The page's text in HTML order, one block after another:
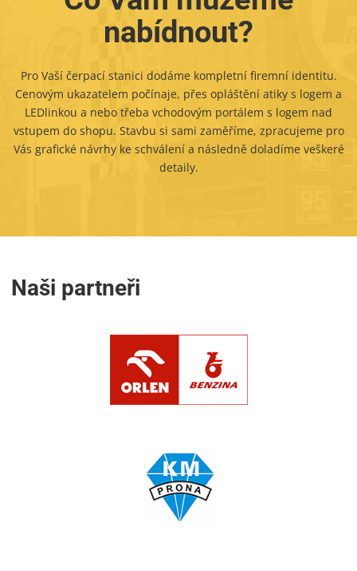
nabídnout?
Pro Vaší čerpací stanici dodáme kompletní firemní identitu.
Cenovým ukazatelem počínaje, přes opláštění atiky s logem a
LEDlinkou a nebo třeba vchodovým portálem s logem nad
vstupem do shopu. Stavbu si sami zaměříme, zpracujeme pro
Vás grafické návrhy ke schválení a následně doladíme veškeré
detaily.
Naši partneři